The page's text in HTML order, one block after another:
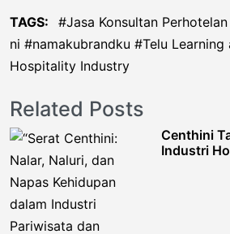
TAGS: Jasa Konsultan Perhotelan
ni
namakubrandku
Telu
Hospitality Industry
Related Posts
Centhini
Industri